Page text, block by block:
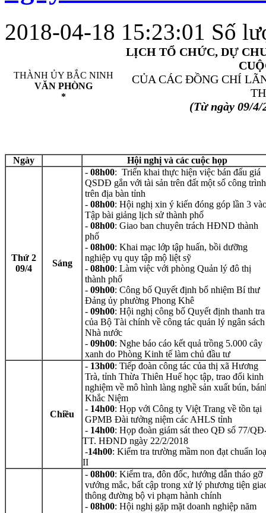
2018-04-18 15:23:01 Số
THÀNH ỦY BẮC NINH
VĂN PHÒNG
*
LỊCH TỔ CHỨC, DỰ
CỦA CÁC ĐỒNG CHÍ
(Từ ngày 09/4/
Ngày Hội nghị và các cuộc họp
Thứ 2
09/4
Sáng
- 08h00: Triển khai thực hiện việc bán đấu giá
QSDĐ gắn với tài sản trên đất một số công trình
trên địa bàn tỉnh
- 08h00: Hội nghị xin ý kiến đóng góp lần 3
Tập bài giảng lịch sử thành phố
- 08h00: Giao ban chuyên trách HĐND thành
phố
- 08h00: Khai mạc lớp tập huấn, bồi dưỡng
nghiệp vụ quy tập mộ liệt sỹ
- 08h00: Làm việc với phòng Quản lý đô thị
thành phố
- 09h00: Công bố Quyết định bổ nhiệm Bí thư
Đảng ủy phường Phong Khê
- 09h00: Hội nghị công bố Quyết định thanh tra
của Bộ Tài chính về công tác quản lý ngân sách
Nhà nước
- 09h00: Nghe báo cáo kết quả trồng 5.000 cây
xanh do Phòng Kinh tế làm chủ đầu tư
Chiều
- 13h00: Tiếp đoàn công tác của thị xã Hương
Trà, tỉnh Thừa Thiên Huế học tập, trao đổi kinh
nghiệm về mô hình làng nghề sản xuất bún,
Khắc Niệm
- 14h00: Họp với Công ty Việt Trang về tồn tại
GPMB Đài tưởng niệm các AHLS tỉnh
- 14h00: Họp đoàn giám sát theo QĐ số 77/
TT. HĐND ngày 22/2/2018
-14h00: Kiểm tra trường mầm non đạt chuẩn
II
- 08h00: Kiểm tra, đôn đốc, hướng dẫn tháo gỡ
vướng mắc, bất cập trong xử lý phương tiện
thông đường bộ vi phạm hành chính
- 08h00: Hội nghị gặp mặt doanh nghiệp năm